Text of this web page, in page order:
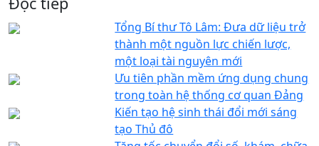
Tổng Bí thư Tô Lâm: Đưa dữ liệu trở
thành một nguồn lực chiến lược,
một loại tài nguyên mới
Ưu tiên phần mềm ứng dụng chung
trong toàn hệ thống cơ quan Đảng
Kiến tạo hệ sinh thái đổi mới sáng
tạo Thủ đô